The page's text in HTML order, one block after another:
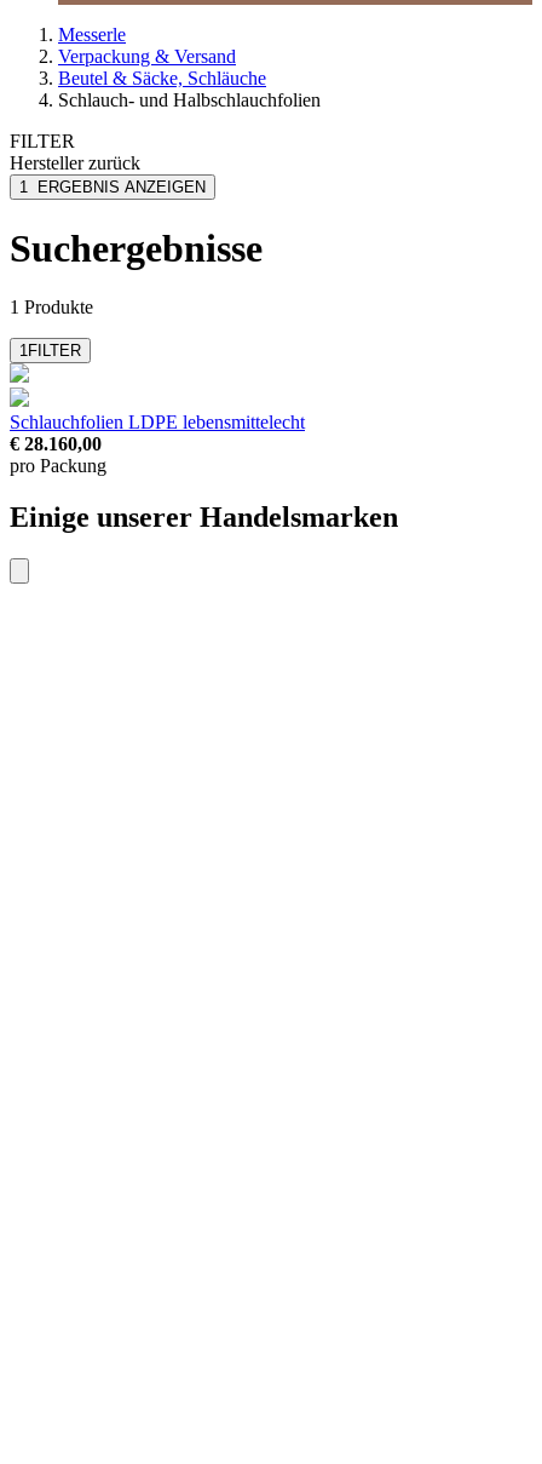
Messerle
Verpackung & Versand
Beutel & Säcke, Schläuche
Schlauch- und Halbschlauchfolien
FILTER
Herstellerzurück
MESSERLE
1 ERGEBNIS ANZEIGEN
Suchergebnisse
1 Produkte
1FILTER
Schlauchfolien LDPE lebensmittelecht
€ 28.160,00
pro Packung
Einige unserer Handelsmarken